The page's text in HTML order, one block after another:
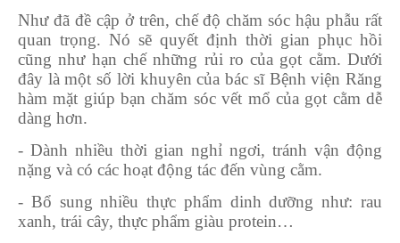
Như đã đề cập ở trên, chế độ chăm sóc hậu phẫu rất
quan trọng. Nó sẽ quyết định thời gian phục hồi
cũng như hạn chế những rủi ro của gọt cằm. Dưới
đây là một số lời khuyên của bác sĩ Bệnh viện Răng
hàm mặt giúp bạn chăm sóc vết mổ của gọt cằm dễ
dàng hơn.
- Dành nhiều thời gian nghỉ ngơi, tránh vận động
nặng và có các hoạt động tác đến vùng cằm.
- Bổ sung nhiều thực phẩm dinh dưỡng như: rau
xanh, trái cây, thực phẩm giàu protein…